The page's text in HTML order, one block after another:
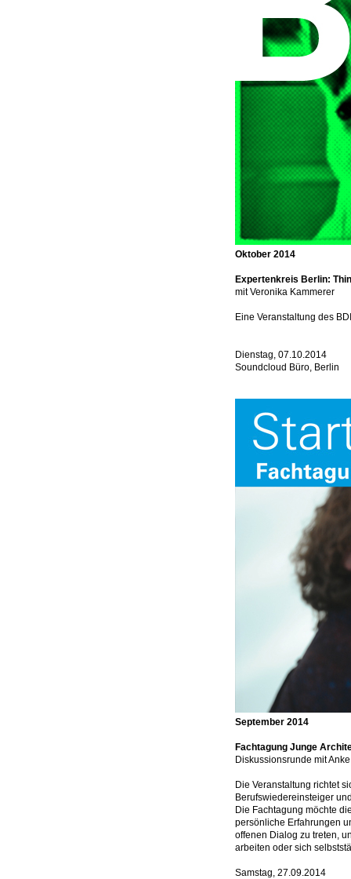
Oktober 2014
Expertenkreis Berlin:
mit Veronika Kammerer
Eine Veranstaltung des
Dienstag, 07.10.2014
Soundcloud Büro, Berlin
September 2014
Fachtagung Junge
Diskussionsrunde mit
Die Veranstaltung richtet
Berufswiedereinsteiger
Die Fachtagung möchte
persönliche Erfahrungen
offenen Dialog zu treten,
arbeiten oder sich
Samstag, 27.09.2014